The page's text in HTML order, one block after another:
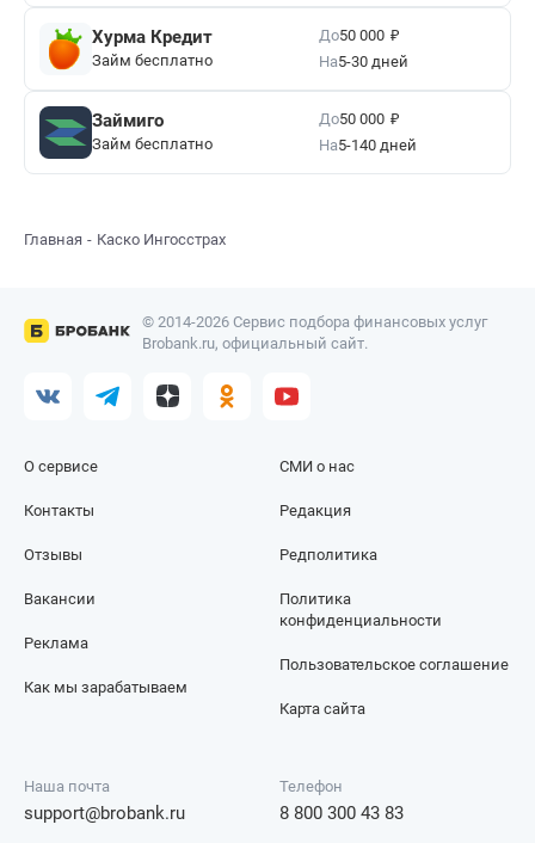
Хурма Кредит
Займ бесплатно
До50 000 ₽
На5-30 дней
Займиго
Займ бесплатно
До50 000 ₽
На5-140 дней
Главная Каско Ингосстрах
© 2014-2026 Сервис подбора финансовых услуг
Brobank.ru, официальный сайт.
О сервисе
Контакты
Отзывы
СМИ о нас
Редакция
Редполитика
Вакансии
Реклама
Как мы зарабатываем
Политика
конфиденциальности
Пользовательское соглашение
Карта сайта
Наша почта
support@brobank.ru
Телефон
8 800 300 43 83